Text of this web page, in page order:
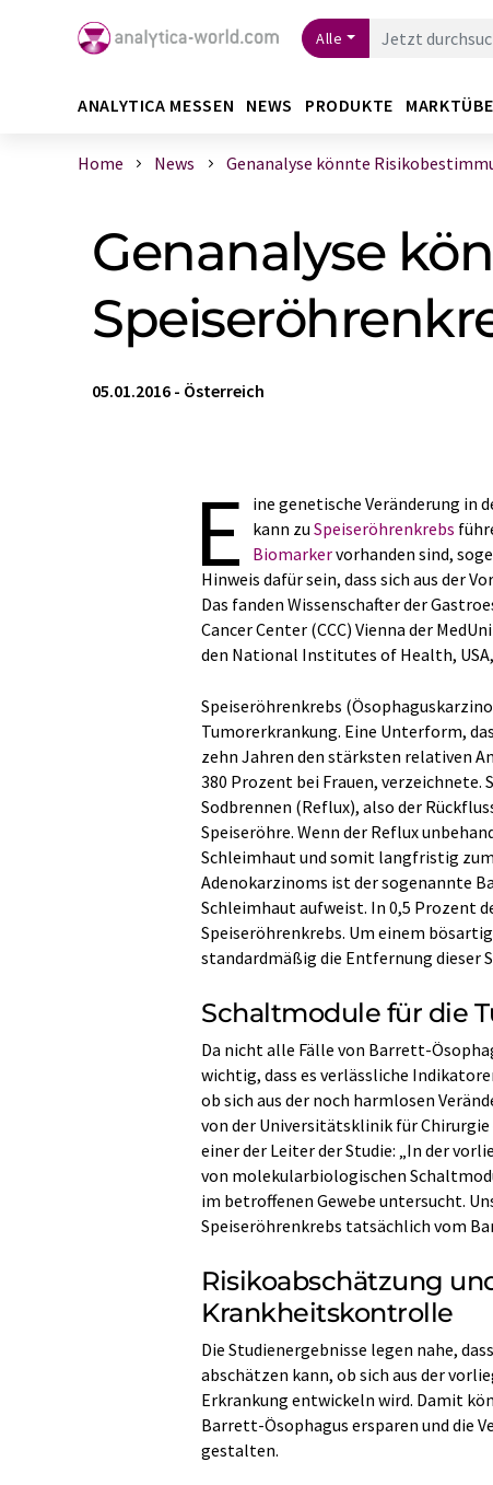
Alle
ANALYTICA MESSEN NEWS PRODUKTE
Home News Genanalyse könnte
Genanalyse
05.01.2016 - Österreich
E ine genetische Veränderung in
kann zu Speiseröhrenkrebs
Biomarkervorhanden sind,
Hinweis dafür sein, dass sich aus der
Das fanden Wissenschafter der
Cancer Center (CCC) Vienna der
den National Institutes of Health,
Speiseröhrenkrebs
Tumorerkrankung. Eine Unterform,
zehn Jahren den stärksten relativen
380 Prozent bei Frauen,
Sodbrennen (Reflux), also der
Speiseröhre. Wenn der Reflux
Schleimhaut und somit langfristig
Adenokarzinoms ist der sogenannte
Schleimhaut aufweist. In 0,5 Prozent
Speiseröhrenkrebs. Um einem
standardmäßig die Entfernung dieser
Schaltmodule für die
Da nicht alle Fälle von Barrett-
wichtig, dass es verlässliche
ob sich aus der noch harmlosen
von der Universitätsklinik für Chirurgie
einer der Leiter der Studie: „In der
von molekularbiologischen
im betroffenen Gewebe untersucht.
Speiseröhrenkrebs tatsächlich vom
Risikoabschätzung
Krankheitskontrolle
Die Studienergebnisse legen nahe,
abschätzen kann, ob sich aus der
Erkrankung entwickeln wird. Damit
Barrett-Ösophagus ersparen und die
gestalten.